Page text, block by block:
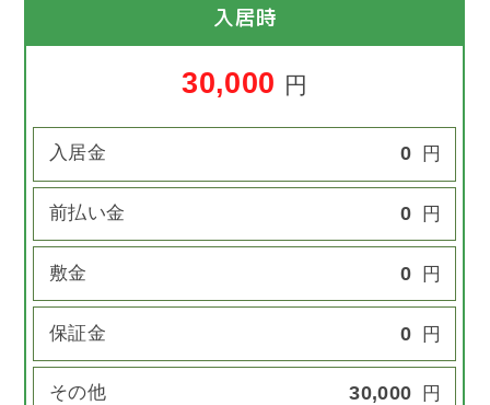
入居時
30,000 円
入居金 0 円
前払い金 0 円
敷金 0 円
保証金 0 円
その他 30,000 円